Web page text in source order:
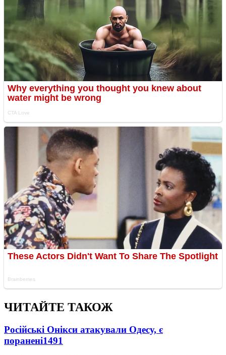
ЧИТАЙТЕ ТАКОЖ
Російські Онікси атакували Одесу, є
поранені1491